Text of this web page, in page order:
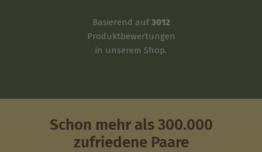
Basierend auf3012
Produktbewertungen
in unserem Shop.
Schon mehr als 300.000
zufriedene Paare